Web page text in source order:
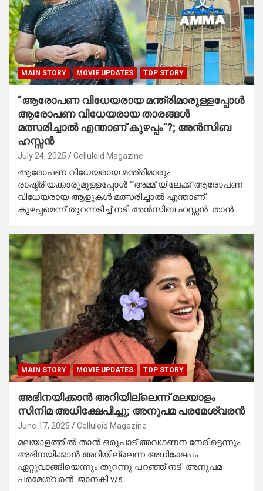
MAIN STORY MOVIE UPDATES TOP STORY
“ആരോപണ വിധേയരായ മന്ത്രിമാരുള്ളപ്പോൾ
ആരോപണ വിധേയരായ താരങ്ങൾ
മത്സരിച്ചാൽ എന്താണ് കുഴപ്പം”?; അൻസിബ
ഹസ്സൻ
July 24, 2025 Celluloid Magazine
ആരോപണ വിധേയരായ മന്ത്രിമാരും
രാഷ്ട്രീയക്കാരുമുള്ളപ്പോൾ “‘അമ്മ”യിലേക്ക് ആരോപണ
വിധേയരായ ആളുകൾ മത്സരിച്ചാൽ എന്താണ്
കുഴപ്പമെന്ന് തുറന്നടിച്ച് നടി അൻസിബ ഹസ്സൻ. താൻ…
MAIN STORY MOVIE UPDATES TOP STORY
അഭിനയിക്കാൻ അറിയില്ലെന്ന് മലയാളം
സിനിമ അധിക്ഷേപിച്ചു; അനുപമ പരമേശ്വരൻ
June 17, 2025 Celluloid Magazine
മലയാളത്തില്‍ താന്‍ ഒരുപാട് അവഗണന നേരിട്ടെന്നും
അഭിനയിക്കാന്‍ അറിയില്ലെന്ന അധിക്ഷേപം
ഏറ്റുവാങ്ങിയെന്നും തുറന്നു പറഞ്ഞ് നടി അനുപമ
പരമേശ്വരൻ. ജാനകി v/s…